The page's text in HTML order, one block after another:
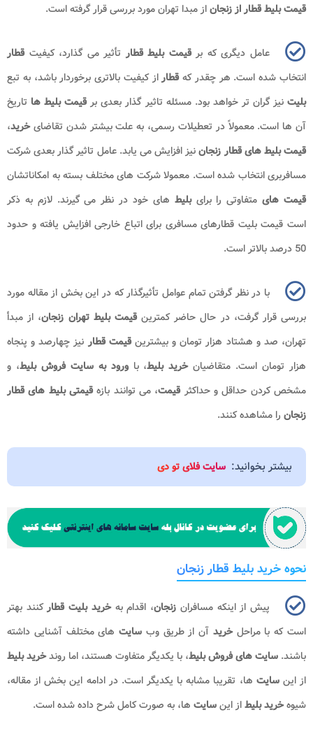
قیمت بلیط قطار از زنجاناز مبدا تهران مورد بررسی قرار گرفته است.
عامل دیگری که برقیمت بلیط قطار تأثیر می گذارد، کیفیتقطار
انتخاب شده است. هر چقدر کهقطاراز کیفیت بالاتری برخوردار باشد، به تبع
بلیتنیز گران تر خواهد بود. مسئله تاثیر گذار بعدی برقیمت بلیط ها تاریخ
آن ها است. معمولاً در تعطیلات رسمی، به علت بیشتر شدن تقاضایخرید،
قیمت بلیط های قطار زنجاننیز افزایش می یابد. عامل تاثیر گذار بعدی شرکت
مسافربری انتخاب شده است. معمولا شرکت های مختلف بسته به امکاناتشان
قیمت هایمتفاوتی را برایبلیط های خود در نظر می گیرند. لازم به ذکر
است قیمت بلیت قطارهای مسافری برای اتباع خارجی افزایش یافته و حدود
50 درصد بالاتر است.
با در نظر گرفتن تمام عوامل تأثیرگذار که در این بخش از مقاله مورد
بررسی قرار گرفت، در حال حاضر کمترینقیمت بلیط تهران زنجان، از مبدأ
تهران، صد و هشتاد هزار تومان و بیشترینقیمت قطارنیز چهارصد و پنجاه
هزار تومان است. متقاضیانخرید بلیط، باورود به سایت فروش بلیط، و
مشخص کردن حداقل و حداکثرقیمت، می توانند بازهقیمتی بلیط های قطار
زنجان را مشاهده کنند.
بیشتر بخوانید: سایت فلای تو دی
نحوه خرید بلیط قطار زنجان
پیش از اینکه مسافران زنجان، اقدام به خرید بلیت قطارکنند بهتر
است که با مراحلخرید آن از طریق وب سایت های مختلف آشنایی داشته
باشند. سایت های فروش بلیط، با یکدیگر متفاوت هستند، اما روندخرید بلیط
از اینسایت ها، تقریبا مشابه با یکدیگر است. در ادامه این بخش از مقاله،
شیوهخرید بلیطاز اینسایت ها، به صورت کامل شرح داده شده است.